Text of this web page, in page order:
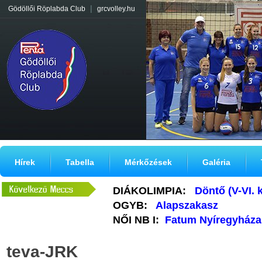
Gödöllői Röplabda Club | grcvolley.hu
Hírek Tabella Mérkőzések Galéria
DIÁKOLIMPIA:
Döntő (V-VI.
OGYB:
Alapszakasz
NŐI NB I: Fatum
teva-JRK